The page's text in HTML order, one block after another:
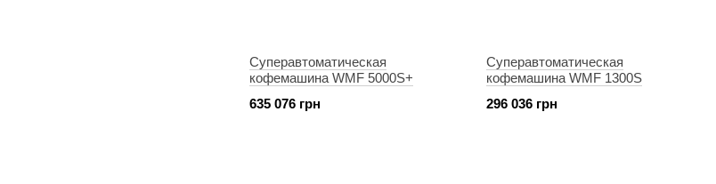
Суперавтоматическая
кофемашина WMF 5000S+
635 076 грн
Суперавтоматическая
кофемашина WMF 1300S
296 036 грн